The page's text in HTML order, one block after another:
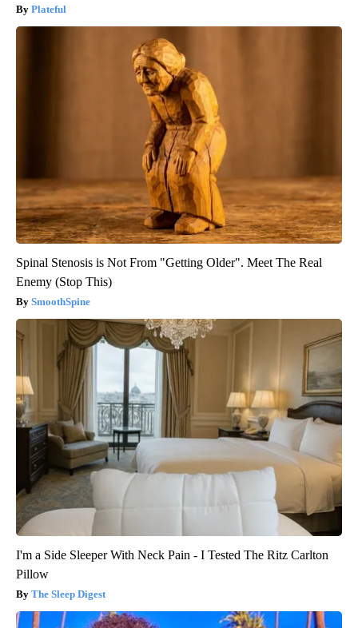
Plateful
Spinal Stenosis is Not From "Getting Older". Meet The Real
Enemy (Stop This)
SmoothSpine
I'm a Side Sleeper With Neck Pain - I Tested The Ritz Carlton
Pillow
The Sleep Digest